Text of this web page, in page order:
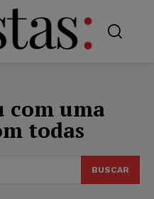
com uma
todas
BUSCAR